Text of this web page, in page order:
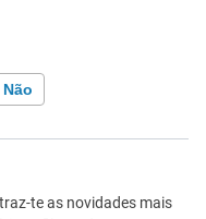
Não
que procuro
te as novidades mais